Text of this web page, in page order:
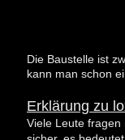
Die Baustelle ist
kann man schon
Erklärung zu
Viele Leute fragen